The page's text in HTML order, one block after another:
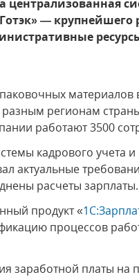
централизованная
— крупнейшего
материалов
регионам
работают 3500
кадрового учета и
расчеты зарплаты.
продукт «
процессов
заработной платы на